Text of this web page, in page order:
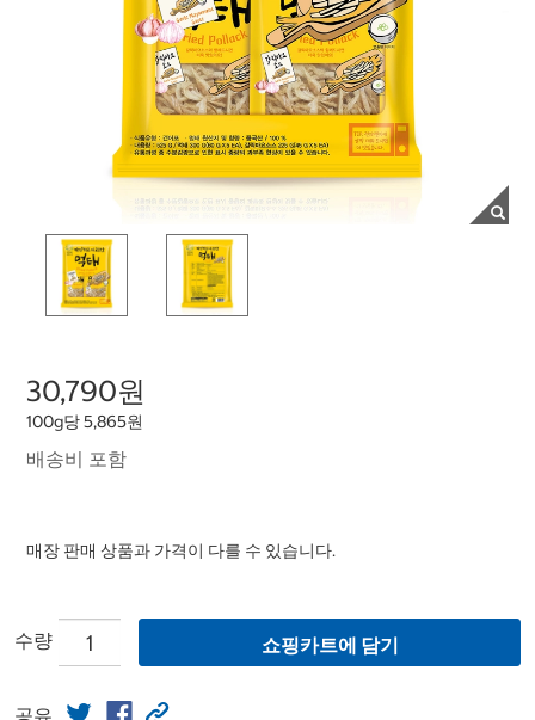
30,790원
100g당 5,865원
배송비 포함
매장 판매 상품과 가격이 다를 수 있습니다.
수량 쇼핑카트에 담기